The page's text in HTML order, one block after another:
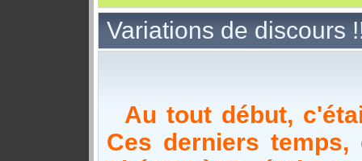
Variations de discours
Au tout début,
Ces derniers